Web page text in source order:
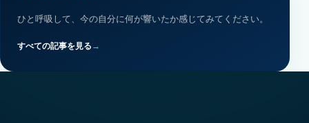
ひと呼吸して、今の自分に何が響いたか感じてみてください。
すべての記事を見る→